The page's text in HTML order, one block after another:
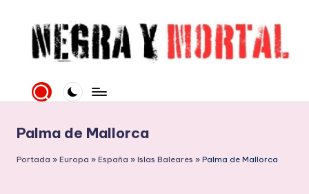
contenido
e
r
a
literaria
la
Novela
Palma de Mallorca
Portada » Europa » España » Islas Baleares » Palma de Mallorca